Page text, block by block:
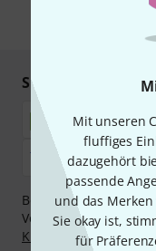
Mit unseren
fluffiges
dazugehört
passende
und das
Sie okay ist,
für
Sicher einkaufen
Bezahlen Sie
Vorkasse, PayPal,
Klarna Ratenzahlung